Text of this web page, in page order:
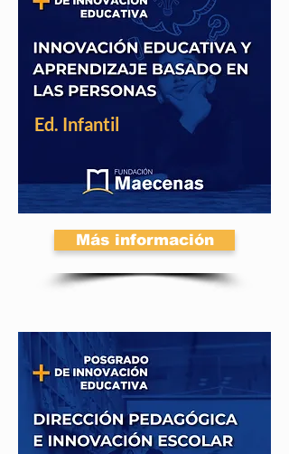
Ed. Infantil
Más información